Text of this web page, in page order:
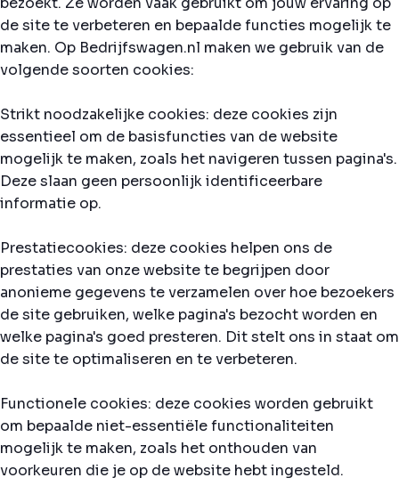
de site te verbeteren en bepaalde functies mogelijk te
maken. Op Bedrijfswagen.nl maken we gebruik van de
volgende soorten cookies:
Strikt noodzakelijke cookies: deze cookies zijn
essentieel om de basisfuncties van de website
mogelijk te maken, zoals het navigeren tussen pagina's.
Deze slaan geen persoonlijk identificeerbare
informatie op.
Prestatiecookies: deze cookies helpen ons de
prestaties van onze website te begrijpen door
anonieme gegevens te verzamelen over hoe bezoekers
de site gebruiken, welke pagina's bezocht worden en
welke pagina's goed presteren. Dit stelt ons in staat om
de site te optimaliseren en te verbeteren.
Functionele cookies: deze cookies worden gebruikt
om bepaalde niet-essentiële functionaliteiten
mogelijk te maken, zoals het onthouden van
voorkeuren die je op de website hebt ingesteld.